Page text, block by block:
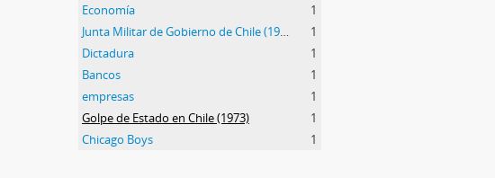
Economía
1
Junta Militar de Gobierno de Chile (1973-1990)
1
Dictadura
1
Bancos
1
empresas
1
Golpe de Estado en Chile (1973)
1
Chicago Boys
1